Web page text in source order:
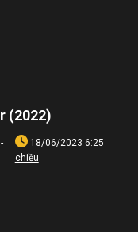
(2022)
18/06/2023 6:25
chiều